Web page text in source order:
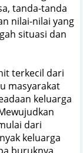
tanda-tanda
nilai-nilai yang
situasi dan
terkecil dari
masyarakat
keluarga
dari
keluarga